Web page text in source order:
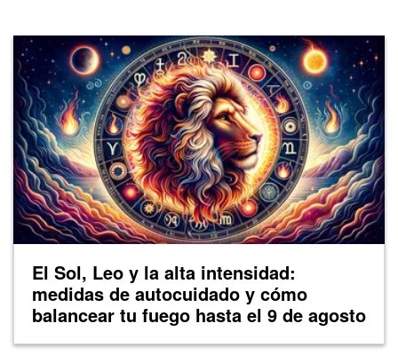
El Sol, Leo y la alta intensidad:
medidas de autocuidado y cómo
balancear tu fuego hasta el 9 de agosto